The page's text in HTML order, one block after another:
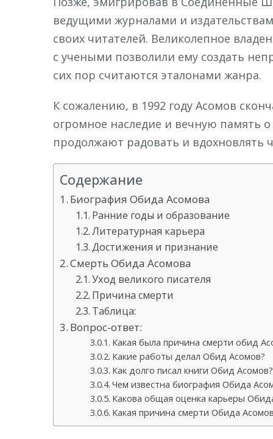
ведущими журналами и
своих читателей. Великолепное
с учеными позволили ему создать
сих пор считаются эталонами жанра.
К сожалению, в 1992 году Асомов
огромное наследие и вечную память
продолжают радовать и вдохновлять
Содержание
Биография Обида Асомова
Ранние годы и образование
Литературная карьера
Достижения и признание
Смерть Обида Асомова
Уход великого писателя
Причина смерти
Таблица:
Вопрос-ответ:
Какая была причина смерти обид
Какие работы делал Обид Асомов?
Как долго писал книги Обид Асомов?
Чем известна биография Обида
Какова общая оценка карьеры
Какая причина смерти Обида